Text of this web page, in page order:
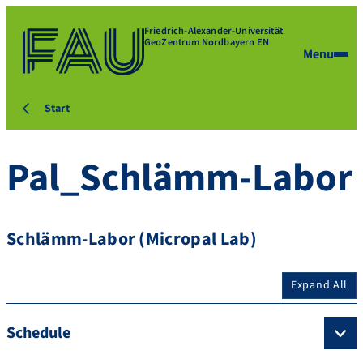
Friedrich-Alexander-Universität
GeoZentrum Nordbayern EN
Menu
Start
Pal_Schlämm-Labor
Schlämm-Labor (Micropal Lab)
Expand All
Schedule